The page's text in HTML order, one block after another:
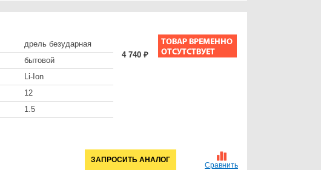
Сравнить
дрель безударная
бытовой
Li-Ion
12
1.5
4 740 ₽
ЗАПРОСИТЬ АНАЛОГ